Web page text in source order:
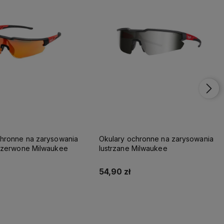
na zarysowania
Milwaukee
Okulary ochronne na zarysowania
lustrzane Milwaukee
54,90 zł